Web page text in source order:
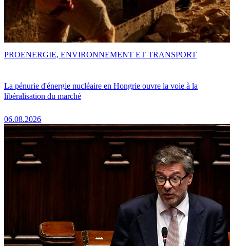
La pénurie d'énergie nucléaire en Hongrie ouvre la voie à la
libéralisation du marché
06.08.2026
PROENERGIE, ENVIRONNEMENT ET TRANSPORT